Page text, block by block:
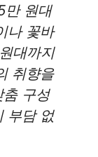
만 원대
나 꽃바
대까지
취향을
구성
부담 없